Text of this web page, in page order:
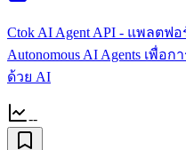
Ctok AI Agent API - แพลตฟ
Autonomous AI Agents เพื่
ด้วย AI
--